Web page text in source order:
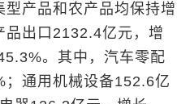
产品和农产品均保持增
品出口2132.4亿元，增
。其中，汽车零配
通用机械设备152.6亿